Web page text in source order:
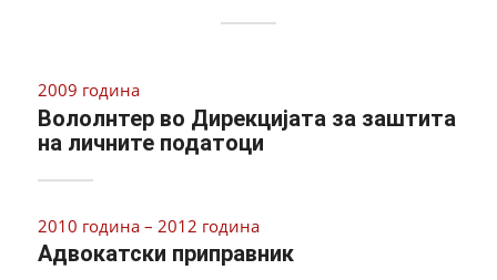
2009 година
Вололнтер во Дирекцијата за заштита
на личните податоци
2010 година – 2012 година
Адвокатски приправник